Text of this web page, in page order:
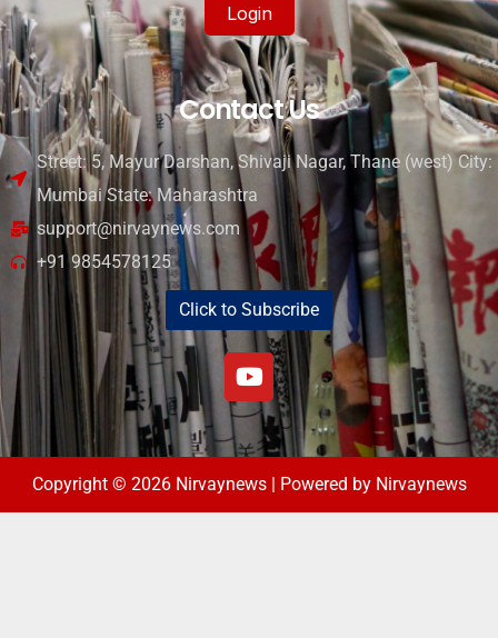
Login
Contact Us
Street: 5, Mayur Darshan, Shivaji Nagar, Thane (west) City:
Mumbai State: Maharashtra
support@nirvaynews.com
+91 9854578125
Click to Subscribe
Copyright © 2026 Nirvaynews | Powered by Nirvaynews